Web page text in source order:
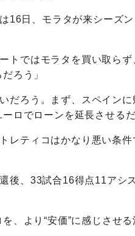
16日、モラタが来シーズ
トではモラタを買い取ら
ろう」
だろう。まず、スペイン
ロでローンを延長させるだ
レティコはかなり悪い条件
後、33試合16得点11アシ
、より“安価”に感じさせ